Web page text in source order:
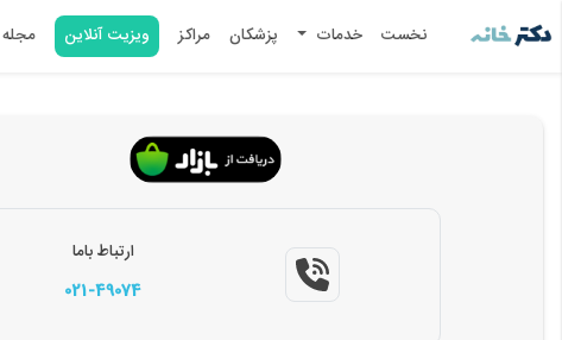
نخست خدمات پزشکان مراکز ویزیت آنلاین مجله
ارتباط باما
021-49074